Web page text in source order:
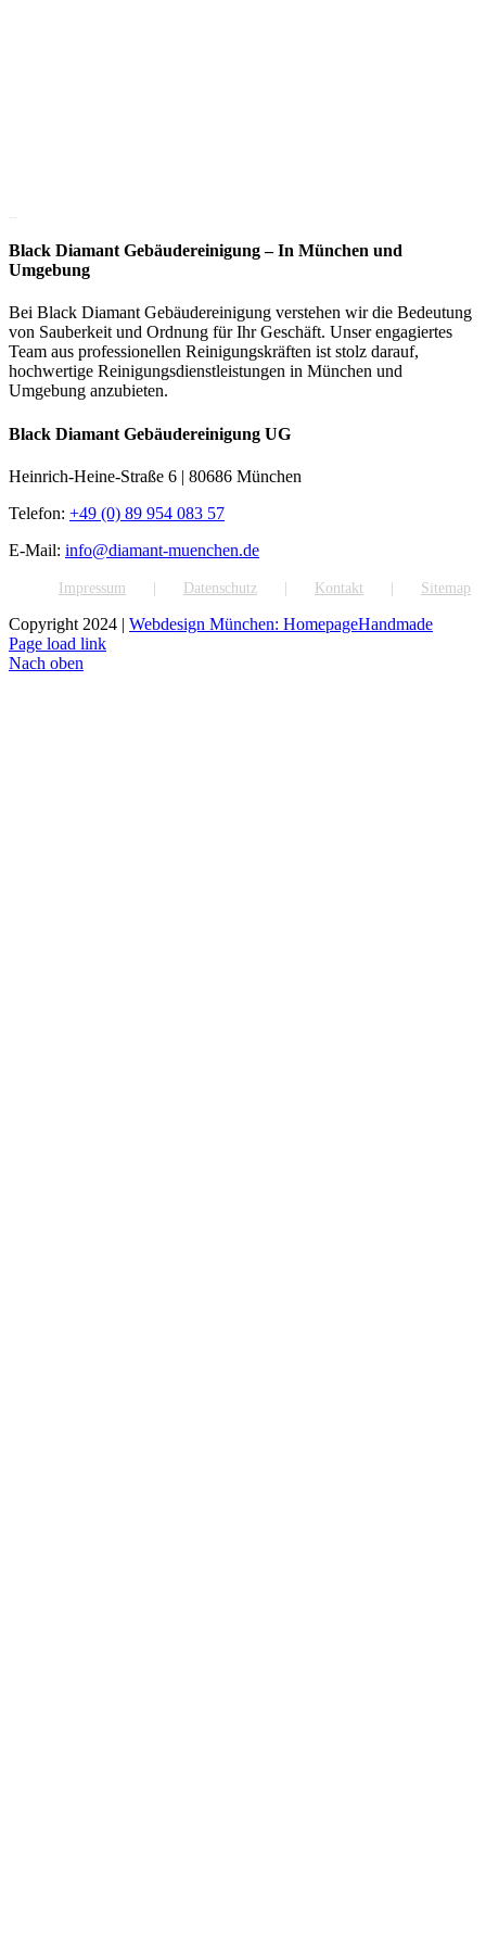
Black Diamant Gebäudereinigung – In München und
Umgebung
Bei Black Diamant Gebäudereinigung verstehen wir die Bedeutung
von Sauberkeit und Ordnung für Ihr Geschäft. Unser engagiertes
Team aus professionellen Reinigungskräften ist stolz darauf,
hochwertige Reinigungsdienstleistungen in München und
Umgebung anzubieten.
Black Diamant Gebäudereinigung UG
Heinrich-Heine-Straße 6 | 80686 München
Telefon: +49 (0) 89 954 083 57
E-Mail: info@diamant-muenchen.de
Impressum Datenschutz Kontakt Sitemap
Copyright 2024 | Webdesign München: HomepageHandmade
Page load link
Nach oben